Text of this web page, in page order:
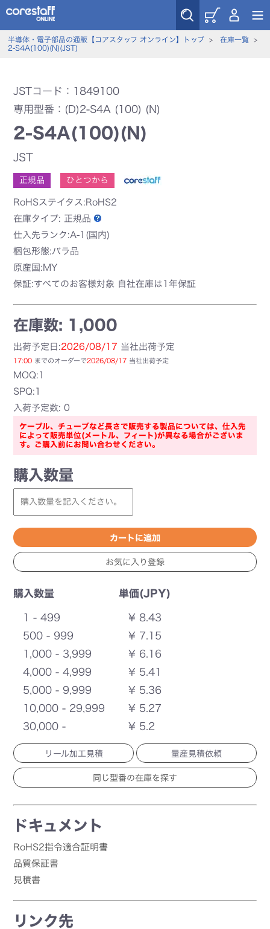
半導体・電子部品の通販【コアスタッフ オンライン】トップ> 在庫一覧>
2-S4A(100)(N)(JST)
JSTコード：1849100
専用型番：(D)2-S4A (100) (N)
2-S4A(100)(N)
JST
正規品 ひとつから
RoHSステイタス:RoHS2
在庫タイプ: 正規品
仕入先ランク:A-1(国内)
梱包形態:バラ品
原産国:MY
保証:すべてのお客様対象 自社在庫は1年保証
在庫数: 1,000
出荷予定日:2026/08/17 当社出荷予定
17:00 までのオーダーで2026/08/17 当社出荷予定
MOQ:1
SPQ:1
入荷予定数: 0
ケーブル、チューブなど長さで販売する製品については、仕入先
によって販売単位(メートル、フィート)が異なる場合がございま
す。ご購入前にお問い合わせください。
購入数量
購入数量 単価(JPY)
1 - 499
¥ 8.43
500 - 999
¥ 7.15
1,000 - 3,999
¥ 6.16
4,000 - 4,999
¥ 5.41
5,000 - 9,999
¥ 5.36
10,000 - 29,999
¥ 5.27
30,000 -
¥ 5.2
リール加工見積 量産見積依頼
ドキュメント
RoHS2指令適合証明書
品質保証書
見積書
リンク先